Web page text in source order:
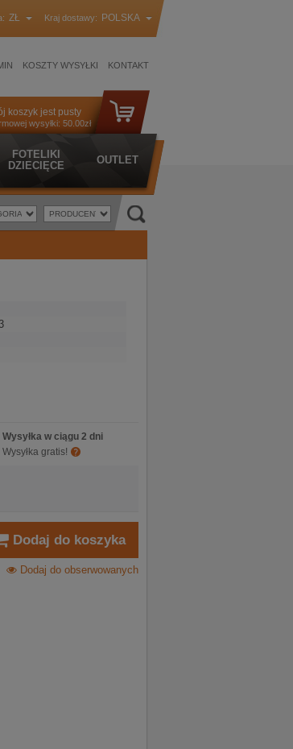
ZŁ Kraj dostawy: POLSKA
KOSZTY WYSYŁKI KONTAKT
koszyk jest pusty
wysyłki: 50.00zł
FOTELIKI
DZIECIĘCE
OUTLET
Wysyłka w ciągu 2 dni
Wysyłka gratis!
Dodaj do koszyka
Dodaj do obserwowanych